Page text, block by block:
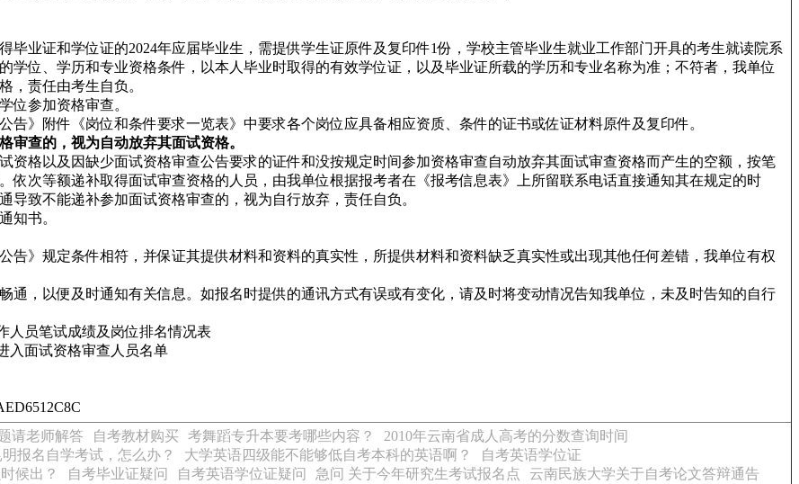
业证和学位证的2024年应届毕业生，需提供学生证原件及复印件1份，学校主管毕业生就业工作部门开具的考生就读院系
学位、学历和专业资格条件，以本人毕业时取得的有效学位证，以及毕业证所载的学历和专业名称为准；不符者，我单位
，责任由考生自负。
位参加资格审查。
》附件《岗位和条件要求一览表》中要求各个岗位应具备相应资质、条件的证书或佐证材料原件及复印件。
审查的，视为自动放弃其面试资格。
格以及因缺少面试资格审查公告要求的证件和没按规定时间参加资格审查自动放弃其面试审查资格而产生的空额，按笔
依次等额递补取得面试审查资格的人员，由我单位根据报考者在《报考信息表》上所留联系电话直接通知其在规定的时
致不能递补参加面试资格审查的，视为自行放弃，责任自负。
知书。
》规定条件相符，并保证其提供材料和资料的真实性，所提供材料和资料缺乏真实性或出现其他任何差错，我单位有权
，以便及时通知有关信息。如报名时提供的通讯方式有误或有变化，请及时将变动情况告知我单位，未及时告知的自行
人员笔试成绩及岗位排名情况表
入面试资格审查人员名单
请老师解答 自考教材购买 考舞蹈专升本要考哪些内容？
2010年云南省成人高考的分数查询时间
报名自学考试，怎么办？ 大学英语四级能不能够低自考本科的英语啊？
自考英语学位证
候出？
自考毕业证疑问 自考英语学位证疑问 急问 关于今年研究生考试报名点
云南民族大学关于自考论文答辩通告